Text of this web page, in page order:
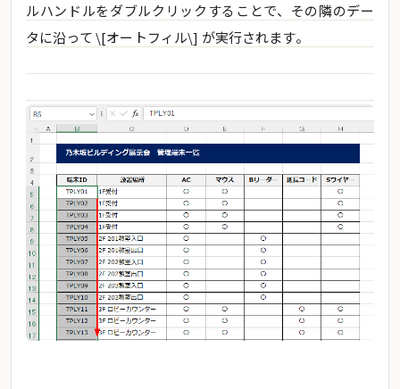
ルハンドルをダブルクリックすることで、その隣のデー
タに沿って \[オートフィル\] が実行されます。